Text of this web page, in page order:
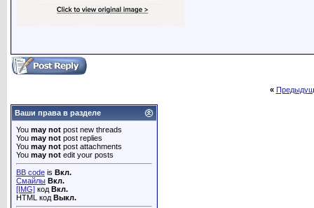
«
Ваши права в разделе
You may not post new threads
You may not post replies
You may not post attachments
You may not edit your posts
BB code is Вкл.
Смайлы Вкл.
[IMG] код Вкл.
HTML код Выкл.